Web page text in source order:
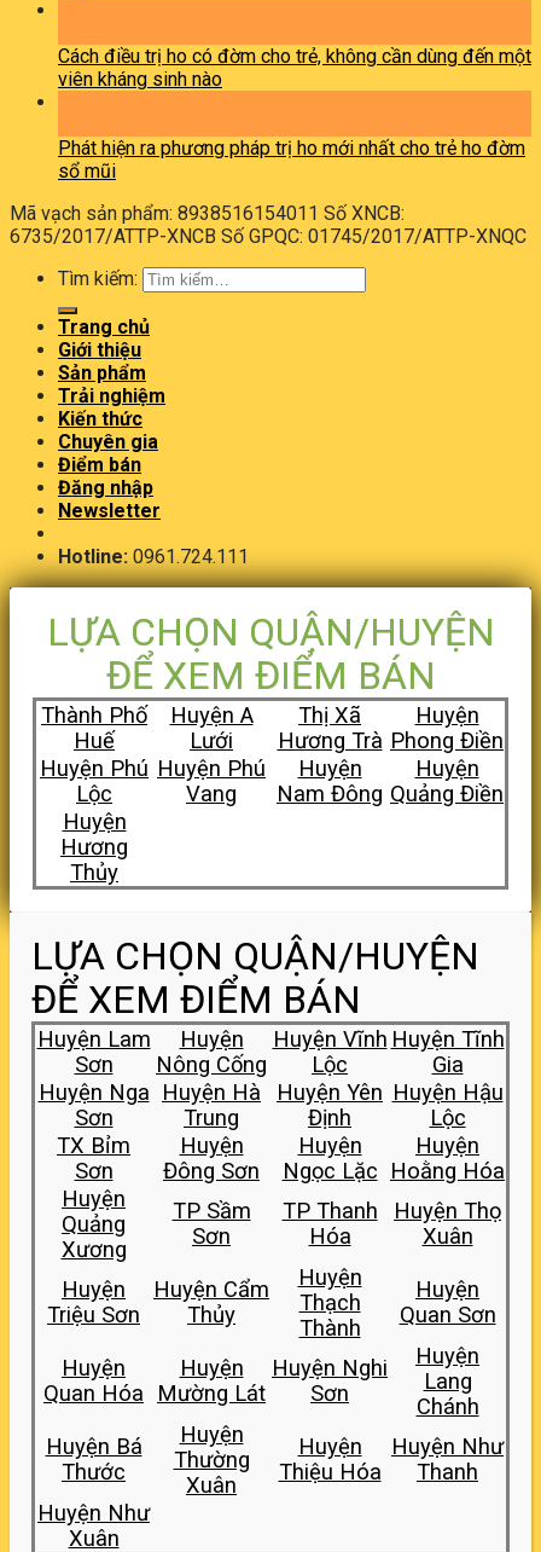
Cách điều trị ho có đờm cho trẻ, không cần dùng đến một
viên kháng sinh nào
Phát hiện ra phương pháp trị ho mới nhất cho trẻ ho đờm
sổ mũi
Mã vạch sản phẩm: 8938516154011 Số XNCB:
6735/2017/ATTP-XNCB Số GPQC: 01745/2017/ATTP-XNQC
Tìm kiếm:
Trang chủ
Giới thiệu
Sản phẩm
Trải nghiệm
Kiến thức
Chuyên gia
Điểm bán
Đăng nhập
Newsletter
Hotline: 0961.724.111
LỰA CHỌN QUẬN/HUYỆN
ĐỂ XEM ĐIỂM BÁN
Thành Phố
Huế
Huyện A
Lưới
Thị Xã
Hương Trà
Huyện
Phong Điền
Huyện Phú
Lộc
Huyện Phú
Vang
Huyện
Nam Đông
Huyện
Quảng Điền
Huyện
Hương
Thủy
LỰA CHỌN QUẬN/HUYỆN
ĐỂ XEM ĐIỂM BÁN
Huyện Lam
Sơn
Huyện
Nông Cống
Huyện Vĩnh
Lộc
Huyện Tĩnh
Gia
Huyện Nga
Sơn
Huyện Hà
Trung
Huyện Yên
Định
Huyện Hậu
Lộc
TX Bỉm
Sơn
Huyện
Đông Sơn
Huyện
Ngọc Lặc
Huyện
Hoằng Hóa
Huyện
Quảng
Xương
TP Sầm
Sơn
TP Thanh
Hóa
Huyện Thọ
Xuân
Huyện
Triệu Sơn
Huyện Cẩm
Thủy
Huyện
Thạch
Thành
Huyện
Quan Sơn
Huyện
Quan Hóa
Huyện
Mường Lát
Huyện Nghi
Sơn
Huyện
Lang
Chánh
Huyện Bá
Thước
Huyện
Thường
Xuân
Huyện
Thiệu Hóa
Huyện Như
Thanh
Huyện Như
Xuân